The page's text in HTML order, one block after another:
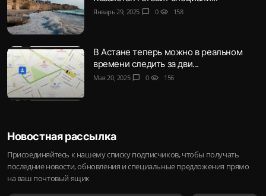
Январь 29, 2025 chat_bubble 0 visibility 158
В Астане теперь можно в реальном
времени следить за дви...
Мая 20, 2025 chat_bubble 0 visibility 156
Новостная рассылка
Присоединяйтесь к нашему списку подписчиков, чтобы получать
последние новости, обновления и специальные предложения прямо
на ваш почтовый ящик